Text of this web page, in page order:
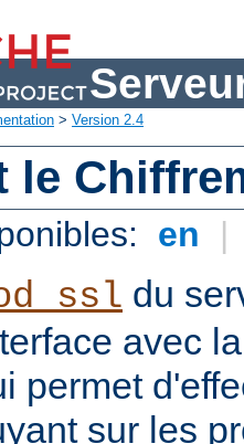
> Version 2.4
le
en |
du
avec
permet
sur les